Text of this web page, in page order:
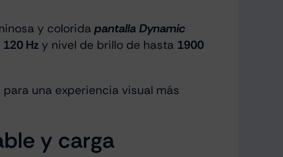
y colorida pantalla Dynamic
120 Hzy nivel de brillo de hasta 1900
una experiencia visual más
y carga